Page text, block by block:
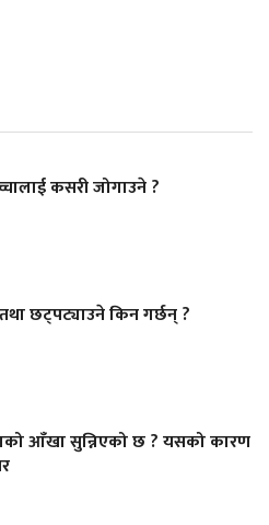
कसरी जोगाउने ?
छट्पट्याउने किन गर्छन् ?
आँखा सुन्निएको छ ? यसको कारण